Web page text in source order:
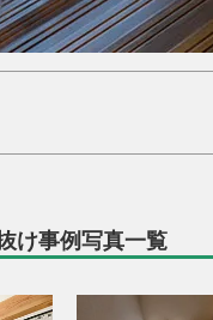
け事例写真一覧